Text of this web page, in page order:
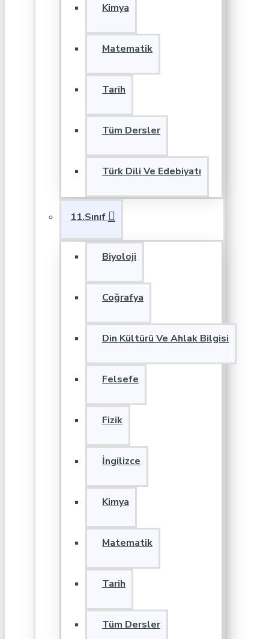
Kimya
Matematik
Tarih
Tüm Dersler
Türk Dili Ve Edebiyatı
11.Sınıf
Biyoloji
Coğrafya
Din Kültürü Ve Ahlak Bilgisi
Felsefe
Fizik
İngilizce
Kimya
Matematik
Tarih
Tüm Dersler